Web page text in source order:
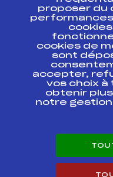
Ressources
Pass’Neige
Projet sportif
Projet de
Antidopage
Pôle
Scientifique
Listes
Pôle vie de
Enseignement
Carrières
proposer du
performances
cookies de
sont
accepter,
vos choix à
obtenir
notre gestion